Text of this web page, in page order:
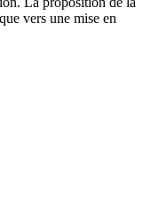
vers une mise en